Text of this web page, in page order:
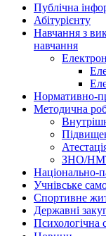
Публічна
Абітурієнту
Навчання з
навчання
Нормативно-
Методична
ЗНО/
Національно-
Учнівське
Спортивне
Державні
Психологічна